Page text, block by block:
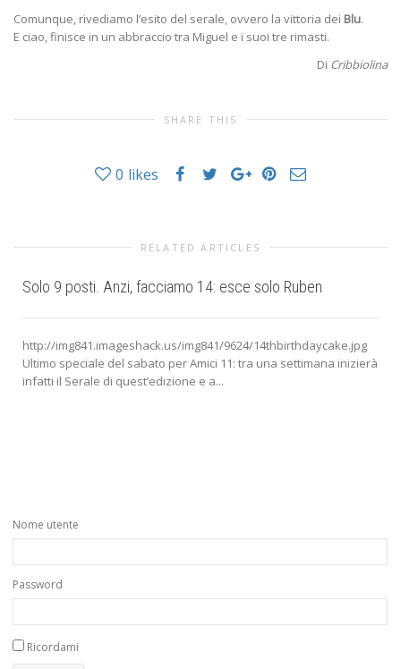
Comunque, rivediamo l’esito del serale, ovvero la vittoria dei Blu.
E ciao, finisce in un abbraccio tra Miguel e i suoi tre rimasti.
Di Cribbiolina
SHARE THIS
0 likes
RELATED ARTICLES
Solo 9 posti. Anzi, facciamo 14: esce solo Ruben
http://img841.imageshack.us/img841/9624/14thbirthdaycake.jpg
Ultimo speciale del sabato per Amici 11: tra una settimana inizierà
infatti il Serale di quest’edizione e a...
Nome utente
Password
Ricordami